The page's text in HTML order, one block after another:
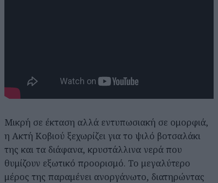
Μικρή σε έκταση αλλά εντυπωσιακή σε ομορφιά,
η Ακτή Κοβιού ξεχωρίζει για το ψιλό βοτσαλάκι
της και τα διάφανα, κρυστάλλινα νερά που
θυμίζουν εξωτικό προορισμό. Το μεγαλύτερο
μέρος της παραμένει ανοργάνωτο, διατηρώντας